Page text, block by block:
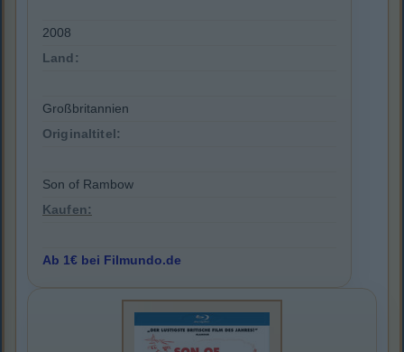
2008
Land:
Großbritannien
Originaltitel:
Son of Rambow
Kaufen:
Ab 1€ bei Filmundo.de